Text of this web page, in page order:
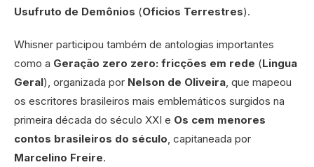
Usufruto de Demônios (Oficios Terrestres).
Whisner participou também de antologias importantes
como a Geração zero zero: fricções em rede (Lingua
Geral), organizada por Nelson de Oliveira , que mapeou
os escritores brasileiros mais emblemáticos surgidos na
primeira década do século XXI e Os cem menores
contos brasileiros do século , capitaneada por
Marcelino Freire.